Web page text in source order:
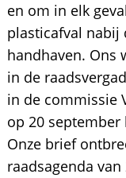
en om in elk
plasticafval nabij
handhaven. Ons
in de
in de commissie
op 20
Onze brief
raadsagenda